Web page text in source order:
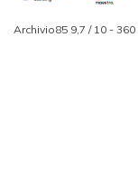
Archivio85 9,7 / 10 - 360